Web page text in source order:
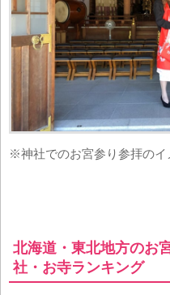
※神社でのお宮参り参拝のイ
北海道・東北地方のお
社・お寺ランキング